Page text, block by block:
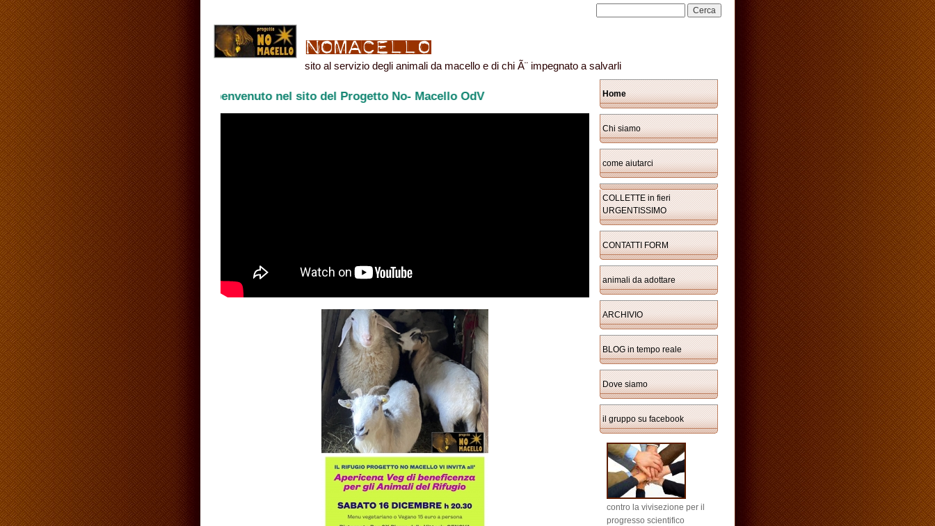
sito al servizio degli animali da macello e di chi Ã¨ impegnato a salvarli
benvenuto nel sito del Progetto No- Macello OdV Home
Chi siamo
come aiutarci
COLLETTE in fieri
URGENTISSIMO
CONTATTI FORM
animali da adottare
ARCHIVIO
BLOG in tempo reale
Dove siamo
il gruppo su facebook
contro la vivisezione per il
progresso scientifico